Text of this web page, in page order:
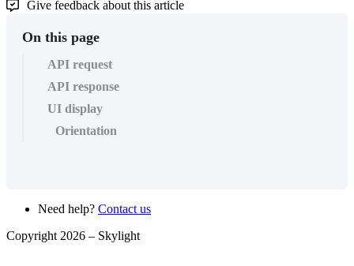
Give feedback about this article
On this page
API request
API response
UI display
Orientation
Need help? Contact us
Copyright 2026 – Skylight